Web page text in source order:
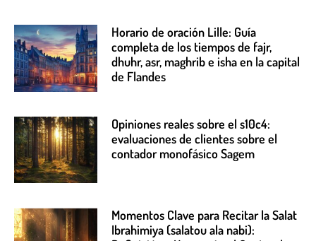
Horario de oración Lille: Guía
completa de los tiempos de fajr,
dhuhr, asr, maghrib e isha en la capital
de Flandes
Opiniones reales sobre el s10c4:
evaluaciones de clientes sobre el
contador monofásico Sagem
Momentos Clave para Recitar la Salat
Ibrahimiya (salatou ala nabi):